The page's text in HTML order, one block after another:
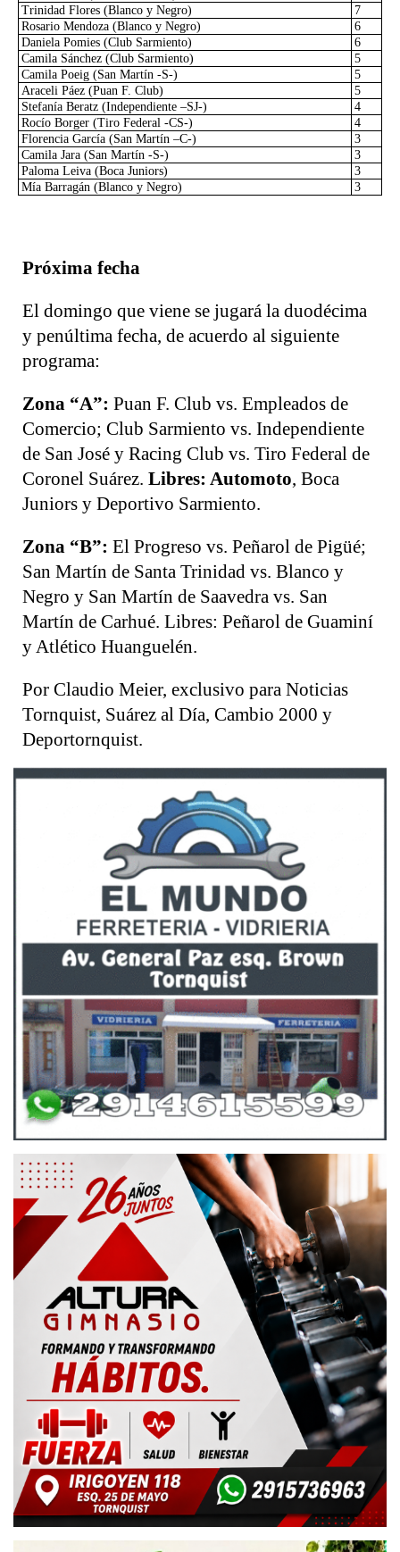
Trinidad Flores (Blanco y Negro)
7
Rosario Mendoza (Blanco y Negro)
6
Daniela Pomies (Club Sarmiento)
6
Camila Sánchez (Club Sarmiento)
5
Camila Poeig (San Martín -S-)
5
Araceli Páez (Puan F. Club)
5
Stefanía Beratz (Independiente –SJ-)
4
Rocío Borger (Tiro Federal -CS-)
4
Florencia García (San Martín –C-)
3
Camila Jara (San Martín -S-)
3
Paloma Leiva (Boca Juniors)
3
Mía Barragán (Blanco y Negro)
3
Próxima fecha
El domingo que viene se jugará la duodécima
y penúltima fecha, de acuerdo al siguiente
programa:
Zona “A”: Puan F. Club vs. Empleados de
Comercio; Club Sarmiento vs. Independiente
de San José y Racing Club vs. Tiro Federal de
Coronel Suárez. Libres: Automoto, Boca
Juniors y Deportivo Sarmiento.
Zona “B”: El Progreso vs. Peñarol de Pigüé;
San Martín de Santa Trinidad vs. Blanco y
Negro y San Martín de Saavedra vs. San
Martín de Carhué. Libres: Peñarol de Guaminí
y Atlético Huanguelén.
Por Claudio Meier, exclusivo para Noticias
Tornquist, Suárez al Día, Cambio 2000 y
Deportornquist.